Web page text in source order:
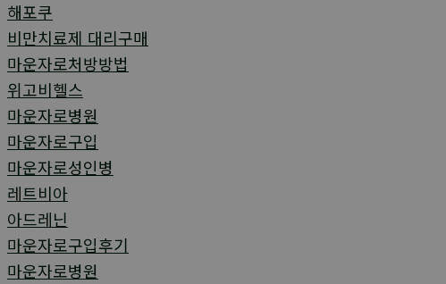
해포쿠
비만치료제 대리구매
마운자로처방방법
위고비헬스
마운자로병원
마운자로구입
마운자로성인병
레트비아
아드레닌
마운자로구입후기
마운자로병원